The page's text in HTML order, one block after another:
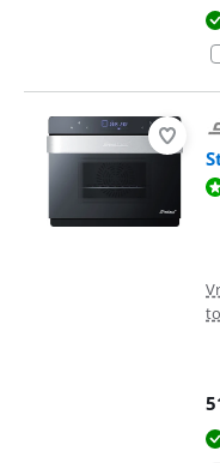
Beoordeling is 7,7 van de